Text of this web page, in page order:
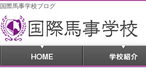
国際馬事学校ブログ